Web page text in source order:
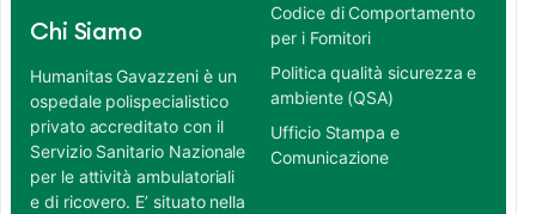
Chi Siamo
Humanitas Gavazzeni è un
ospedale polispecialistico
privato accreditato con il
Servizio Sanitario Nazionale
per le attività ambulatoriali
e di ricovero. E’ situato nella
Codice di Comportamento
per i Fornitori
Politica qualità sicurezza e
ambiente (QSA)
Ufficio Stampa e
Comunicazione